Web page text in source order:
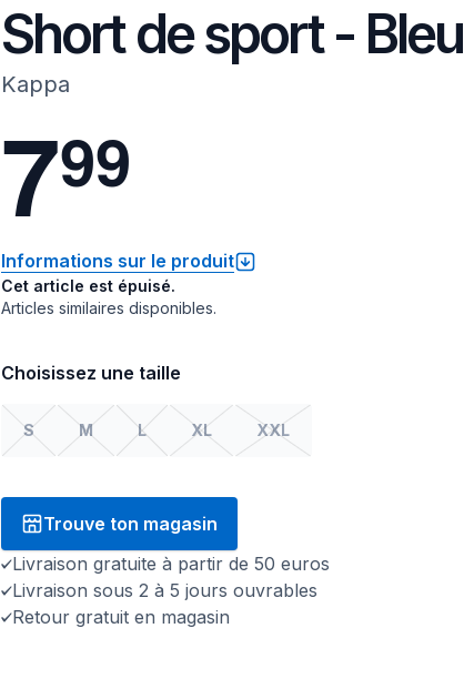
Short de sport - Bleu
Kappa
799
Informations sur le produit
Cet article est épuisé.
Articles similaires disponibles.
Choisissez une taille
S M L XL XXL
Trouve ton magasin
Livraison gratuite à partir de 50 euros
Livraison sous 2 à 5 jours ouvrables
Retour gratuit en magasin